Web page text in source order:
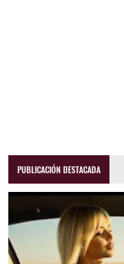
PUBLICACIÓN DESTACADA